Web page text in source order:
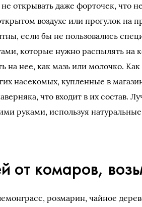
открывать даже форточек, что
воздухе или прогулок на
если бы не пользовались
которые нужно распылять на
на нее, как мазь или молочко. Как
насекомых, купленные в
что входит в их состав.
руками, используя
от комаров,
розмарин, чайное